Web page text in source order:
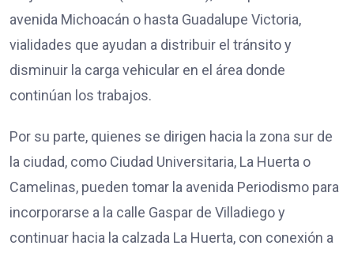
avenida Michoacán o hasta Guadalupe Victoria,
vialidades que ayudan a distribuir el tránsito y
disminuir la carga vehicular en el área donde
continúan los trabajos.
Por su parte, quienes se dirigen hacia la zona sur de
la ciudad, como Ciudad Universitaria, La Huerta o
Camelinas, pueden tomar la avenida Periodismo para
incorporarse a la calle Gaspar de Villadiego y
continuar hacia la calzada La Huerta, con conexión a